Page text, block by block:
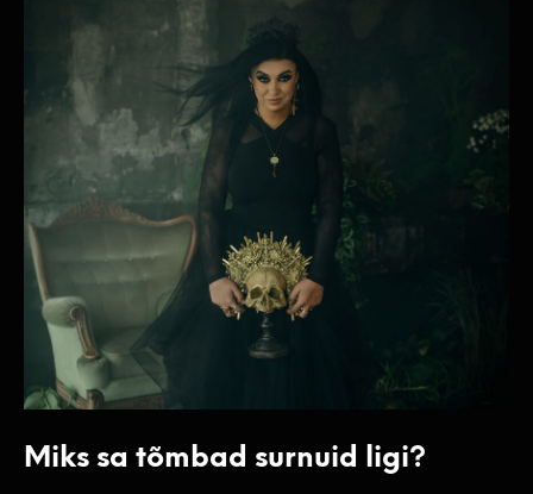
Miks sa tõmbad surnuid ligi?